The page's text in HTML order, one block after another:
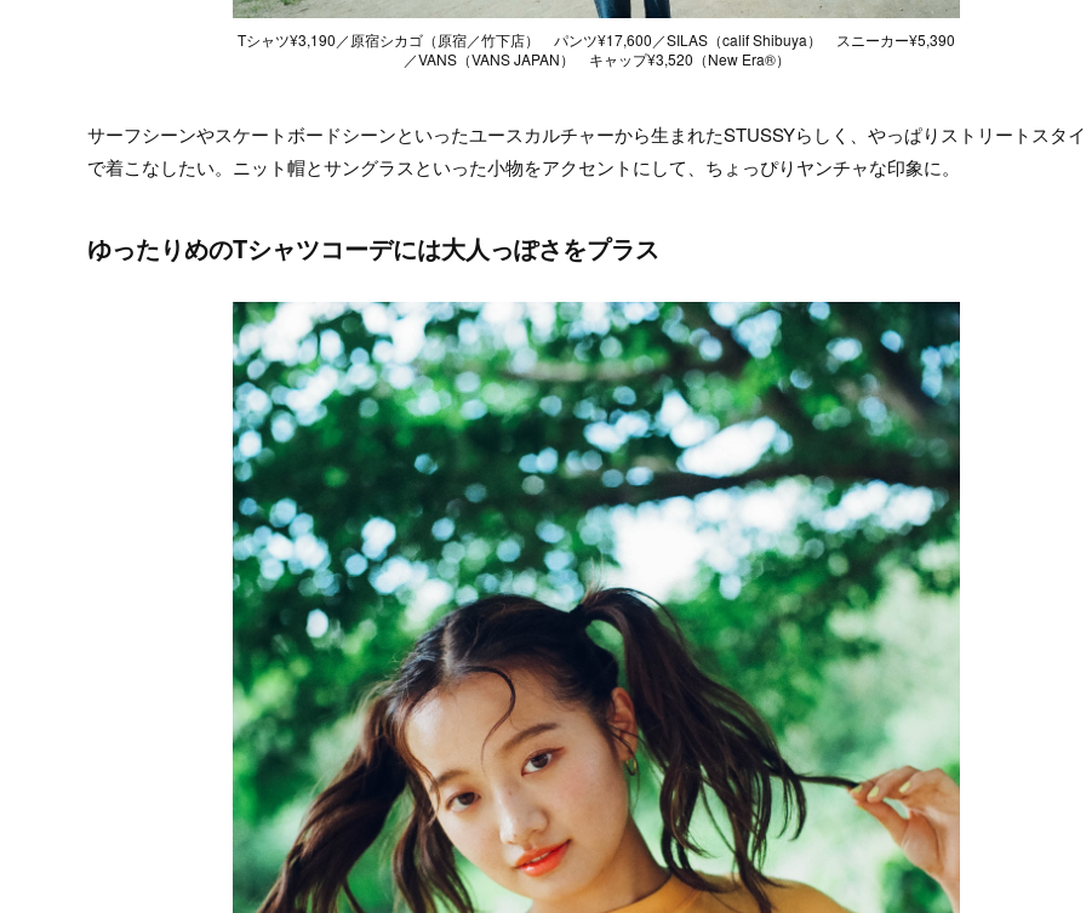
Tシャツ¥3,190／原宿シカゴ（原宿／竹下店） パンツ¥17,600／SILAS（calif Shibuya） スニーカー¥5,390
／VANS（VANS JAPAN） キャップ¥3,520（New Era®︎）
サーフシーンやスケートボードシーンといったユースカルチャーから生まれたSTUSSYらしく、やっぱりストリートスタ
で着こなしたい。ニット帽とサングラスといった小物をアクセントにして、ちょっぴりヤンチャな印象に。
ゆったりめのTシャツコーデには大人っぽさをプラス